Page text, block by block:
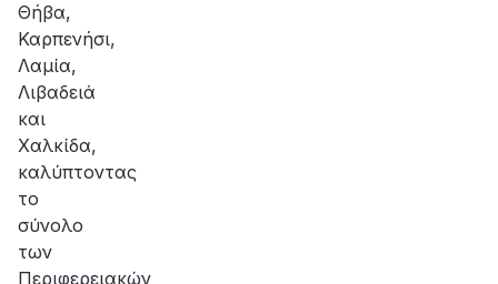
Θήβα,
Καρπενήσι,
Λαμία,
Λιβαδειά
και
Χαλκίδα,
καλύπτοντας
το
σύνολο
των
Περιφερειακών